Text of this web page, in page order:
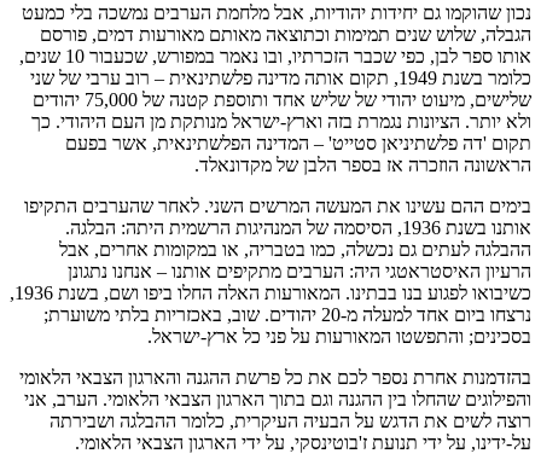
נכון שהוקמו גם יחידות יהודיות, אבל מלחמת הערבים נמשכה בלי כמעט
הגבלה, שלוש שנים תמימות וכתוצאה מאותם מאורעות דמים, פורסם
אותו ספר לבן, כפי שכבר הזכרתיו, ובו נאמר במפורש, שכעבור 10 שנים,
כלומר בשנת 1949, תקום אותה מדינה פלשתינאית – רוב ערבי של שני
שלישים, מיעוט יהודי של שליש אחד ותוספת קטנה של 75,000 יהודים
ולא יותר. הציונות נגמרת בזה וארץ-ישראל מנותקת מן העם היהודי. כך
תקום 'דה פלשתיניאן סטייט' – המדינה הפלשתינאית, אשר בפעם
הראשונה הוזכרה אז בספר הלבן של מקדונאלד.
בימים ההם עשינו את המעשה המרשים השני. לאחר שהערבים התקיפו
אותנו בשנת 1936, הסיסמה של המנהיגות הרשמית היתה: הבלגה.
ההבלגה לעתים גם נכשלה, כמו בטבריה, או במקומות אחרים, אבל
הרעיון האיסטראטגי היה: הערבים מתקיפים אותנו – אנחנו נתגונן
כשיבואו לפגוע בנו בבתינו. המאורעות האלה החלו ביפו ושם, בשנת 1936,
נרצחו ביום אחד למעלה מ-20 יהודים. שוב, באכזריות בלתי משוערת;
בסכינים; והתפשטו המאורעות על פני כל ארץ-ישראל.
בהזדמנות אחרת נספר לכם את כל פרשת ההגנה והארגון הצבאי הלאומי
והפילוגים שהחלו בין ההגנה וגם בתוך הארגון הצבאי הלאומי. הערב, אני
רוצה לשים את הדגש על הבעיה העיקרית, כלומר ההבלגה ושבירתה
על-ידינו, על ידי תנועת ז'בוטינסקי, על ידי הארגון הצבאי הלאומי.